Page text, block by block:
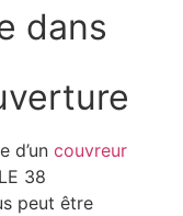
dans
d’un couvreur
38
peut être